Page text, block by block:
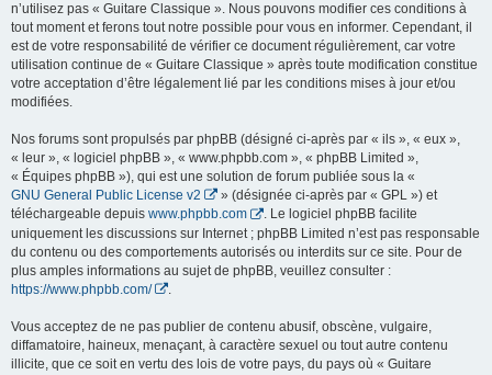
n’utilisez pas « Guitare Classique ». Nous pouvons modifier ces conditions à
tout moment et ferons tout notre possible pour vous en informer. Cependant, il
est de votre responsabilité de vérifier ce document régulièrement, car votre
utilisation continue de « Guitare Classique » après toute modification constitue
votre acceptation d’être légalement lié par les conditions mises à jour et/ou
modifiées.
Nos forums sont propulsés par phpBB (désigné ci-après par « ils », « eux »,
« leur », « logiciel phpBB », « www.phpbb.com », « phpBB Limited »,
« Équipes phpBB »), qui est une solution de forum publiée sous la «
GNU General Public License v2
» (désignée ci-après par « GPL ») et
téléchargeable depuis www.phpbb.com
. Le logiciel phpBB facilite
uniquement les discussions sur Internet ; phpBB Limited n’est pas responsable
du contenu ou des comportements autorisés ou interdits sur ce site. Pour de
plus amples informations au sujet de phpBB, veuillez consulter :
https://www.phpbb.com/
Vous acceptez de ne pas publier de contenu abusif, obscène, vulgaire,
diffamatoire, haineux, menaçant, à caractère sexuel ou tout autre contenu
illicite, que ce soit en vertu des lois de votre pays, du pays où « Guitare